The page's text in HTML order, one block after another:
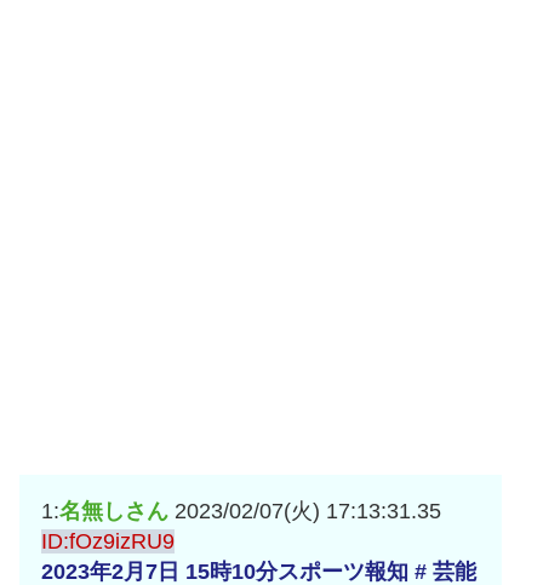
1:名無しさん 2023/02/07(火) 17:13:31.35
ID:fOz9izRU9
2023年2月7日 15時10分スポーツ報知 # 芸能